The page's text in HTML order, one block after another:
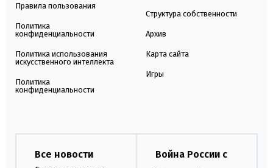
Правила пользования
Политика
конфиденциальности
Политика использования
искусственного интеллекта
Политика
конфиденциальности
Структура собственности
Архив
Карта сайта
Игры
Все новости
Война России с